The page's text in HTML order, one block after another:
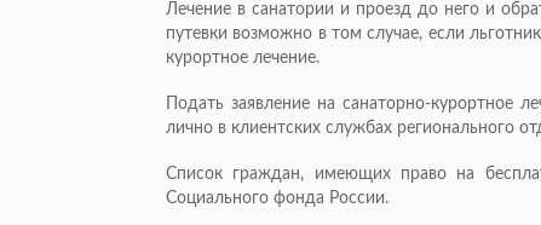
Лечение в санатории и проезд до него и
путевки возможно в том случае, если
курортное лечение.
Подать заявление на санаторно-курортное
лично в клиентских службах регионального
Список граждан, имеющих право на
Социального фонда России.